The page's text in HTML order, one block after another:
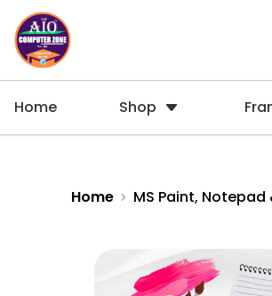
Home Shop
Home MS Paint,